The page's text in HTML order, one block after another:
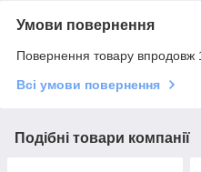
Умови повернення
Повернення товару впродовж
Всі умови повернення
Подібні товари компанії